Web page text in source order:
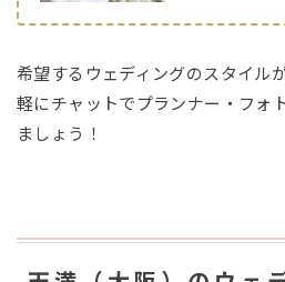
希望するウェディングのスタイル
軽にチャットでプランナー・フォ
ましょう！